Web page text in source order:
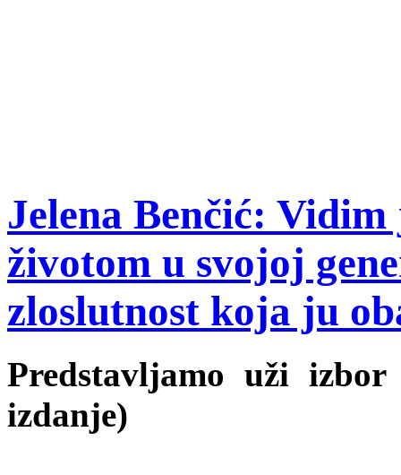
Jelena Benčić:
životom u svojoj
zloslutnost koja ju
Predstavljamo uži
izdanje)